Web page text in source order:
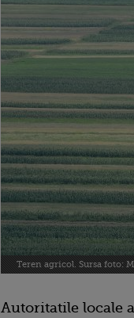
Teren agricol. Sursa foto:
Autoritatile locale